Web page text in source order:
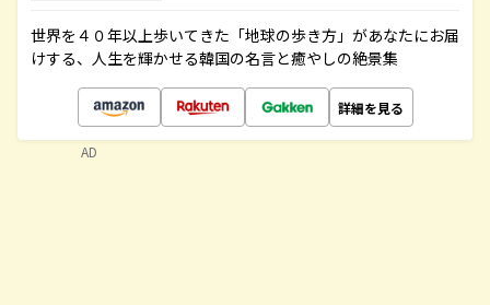
世界を４０年以上歩いてきた「地球の歩き方」があなたにお届
けする、人生を輝かせる韓国の名言と癒やしの絶景集
詳細を見る
AD